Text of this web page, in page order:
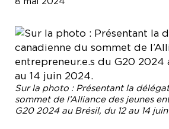
Sur la photo : Présentant la
sommet de l’Alliance des jeunes
G20 2024 au Brésil, du 12 au 14